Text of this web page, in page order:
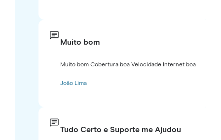
Muito bom
Muito bom Cobertura boa Velocidade Internet boa
João Lima
Tudo Certo e Suporte me Ajudou